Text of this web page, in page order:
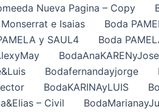
Nueva Pagina – Copy
e Isaias
Boda
y SAUL4
Boda
BodaAnaKARENyJose
Bodafernandayjorge
BodaKARINAyLUIS
– Civil